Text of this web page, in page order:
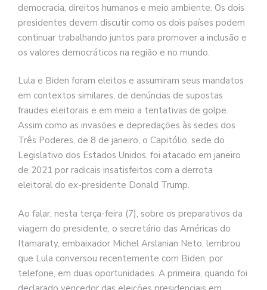
democracia, direitos humanos e meio ambiente. Os dois
presidentes devem discutir como os dois países podem
continuar trabalhando juntos para promover a inclusão e
os valores democráticos na região e no mundo.
Lula e Biden foram eleitos e assumiram seus mandatos
em contextos similares, de denúncias de supostas
fraudes eleitorais e em meio a tentativas de golpe.
Assim como as invasões e depredações às sedes dos
Três Poderes, de 8 de janeiro, o Capitólio, sede do
Legislativo dos Estados Unidos, foi atacado em janeiro
de 2021 por radicais insatisfeitos com a derrota
eleitoral do ex-presidente Donald Trump.
Ao falar, nesta terça-feira (7), sobre os preparativos da
viagem do presidente, o secretário das Américas do
Itamaraty, embaixador Michel Arslanian Neto, lembrou
que Lula conversou recentemente com Biden, por
telefone, em duas oportunidades. A primeira, quando foi